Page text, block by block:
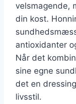
velsmagende,
din kost.
antioxidanter
Når det
sine egne
det en
livsstil.